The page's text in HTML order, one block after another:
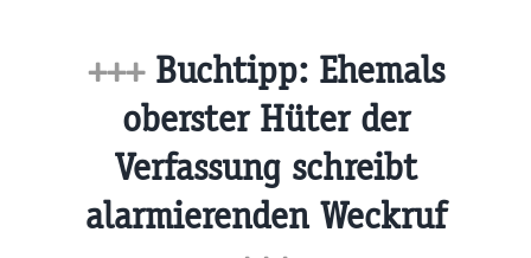
+++Buchtipp: Ehemals
oberster Hüter der
Verfassung schreibt
alarmierenden Weckruf